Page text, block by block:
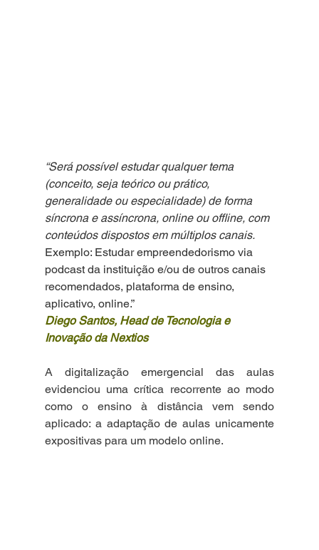
“Será possível estudar qualquer tema
(conceito, seja teórico ou prático,
generalidade ou especialidade) de forma
síncrona e assíncrona, online ou offline, com
conteúdos dispostos em múltiplos canais.
Exemplo: Estudar empreendedorismo via
podcast da instituição e/ou de outros canais
recomendados, plataforma de ensino,
aplicativo, online.”
Diego Santos, Head de Tecnologia e
Inovação da Nextios
A digitalização emergencial das aulas
evidenciou uma crítica recorrente ao modo
como o ensino à distância vem sendo
aplicado: a adaptação de aulas unicamente
expositivas para um modelo online.